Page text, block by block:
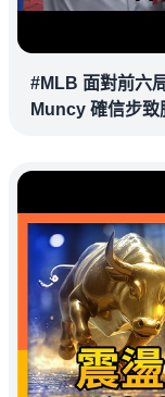
#MLB 面對前六
Muncy 確信步